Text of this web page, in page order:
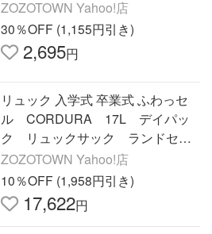
ZOZOTOWN Yahoo!店
30％OFF (1,155円引き)
2,695円
リュック 入学式 卒業式 ふわっセ
ル CORDURA 17L デイパッ
ク リュックサック ランドセル
キッズ 子供 男の子 女の子
ZOZOTOWN Yahoo!店
10％OFF (1,958円引き)
17,622円